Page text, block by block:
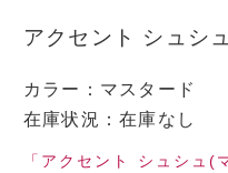
アクセント シュシ
カラー ： マスタード
在庫状況：在庫なし
「アクセント シュシュ(